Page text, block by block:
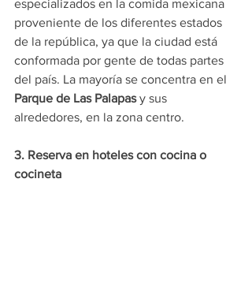
especializados en la comida mexicana
proveniente de los diferentes estados
de la república, ya que la ciudad está
conformada por gente de todas partes
del país. La mayoría se concentra en el
Parque de Las Palapas y sus
alrededores, en la zona centro.
3. Reserva en hoteles con cocina o
cocineta